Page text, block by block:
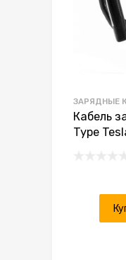
ЗАРЯДНЫЕ
Кабель
Type